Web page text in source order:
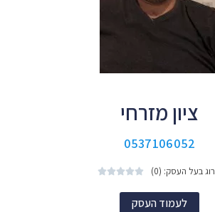
ציון מזרחי
0537106052
בעל העסק: (0) 




לעמוד העסק